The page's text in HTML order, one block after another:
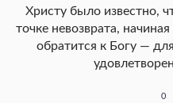
Христу было известно,
точке невозврата,
обратится к Богу —
0